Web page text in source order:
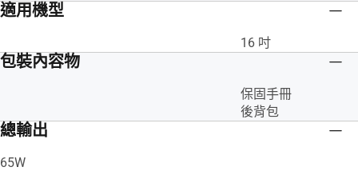
適用機型
16 吋
包裝內容物
保固手冊
後背包
總輸出
65W